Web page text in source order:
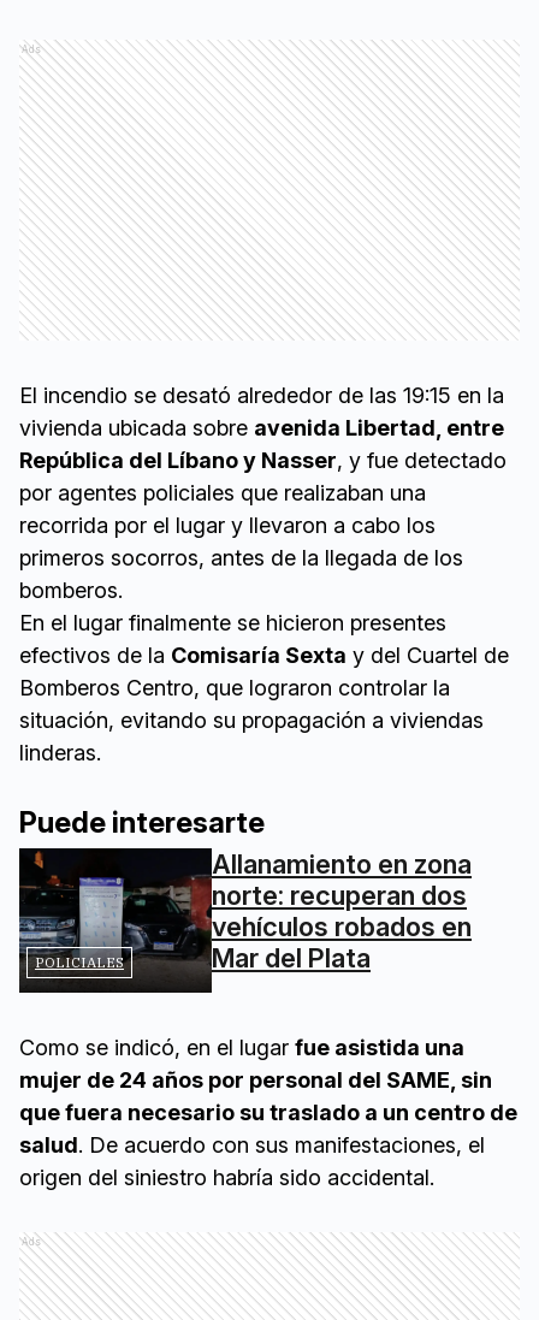
Ads
El incendio se desató alrededor de las 19:15 en la
vivienda ubicada sobre avenida Libertad, entre
República del Líbano y Nasser, y fue detectado
por agentes policiales que realizaban una
recorrida por el lugar y llevaron a cabo los
primeros socorros, antes de la llegada de los
bomberos.
En el lugar finalmente se hicieron presentes
efectivos de la Comisaría Sexta y del Cuartel de
Bomberos Centro, que lograron controlar la
situación, evitando su propagación a viviendas
linderas.
Puede interesarte
POLICIALES
Allanamiento en zona
norte: recuperan dos
vehículos robados en
Mar del Plata
Como se indicó, en el lugar fue asistida una
mujer de 24 años por personal del SAME, sin
que fuera necesario su traslado a un centro de
salud. De acuerdo con sus manifestaciones, el
origen del siniestro habría sido accidental.
Ads